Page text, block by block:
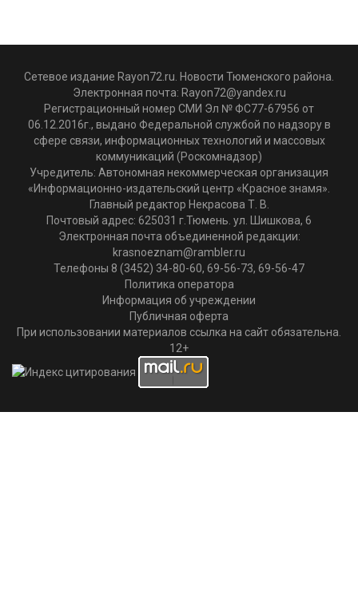
Сетевое издание Rayon72.ru. Новости Тюменского района.
Электронная почта: Rayon72@yandex.ru
Регистрационный номер СМИ Эл № ФС77-67956 от
06.12.2016г., выдано Федеральной службой по надзору в
сфере связи, информационных технологий и массовых
коммуникаций (Роскомнадзор)
Учредитель: Автономная некоммерческая организация
«Информационно-издательский центр «Красное знамя».
Главный редактор Некрасова Т. В.
Почтовый адрес: 625031 г.Тюмень. ул. Шишкова, 6
Электронная почта объединенной редакции:
krasnoeznam@rambler.ru
Телефоны 8 (3452) 34-80-60, 69-56-73, 69-56-47
Политика оператора
Информация об учреждении
Публичная оферта
При использовании материалов ссылка на сайт обязательна.
12+